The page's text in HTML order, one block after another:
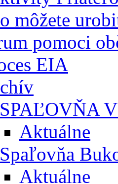
môžete
pomoci
EIA
SPAĽOVŇA
Aktuálne
Spaľovňa
Aktuálne